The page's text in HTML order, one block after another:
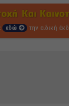
εδώ την ειδική